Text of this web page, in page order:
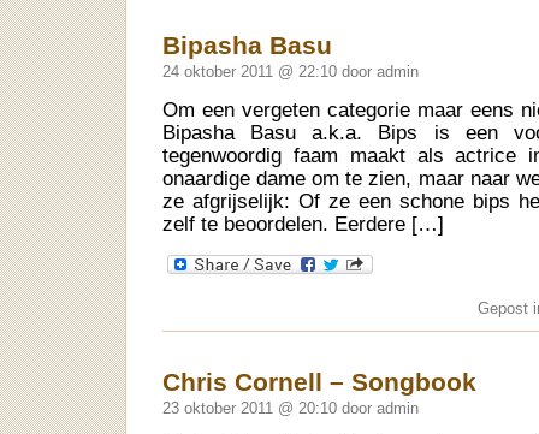
Bipasha Basu
24 oktober 2011 @ 22:10 door admin
Om een vergeten categorie maar eens
Bipasha Basu a.k.a. Bips is een
tegenwoordig faam maakt als actrice
onaardige dame om te zien, maar naar
ze afgrijselijk: Of ze een schone bips
zelf te beoordelen. Eerdere […]
Gepost
Chris Cornell – Songbook
23 oktober 2011 @ 20:10 door admin